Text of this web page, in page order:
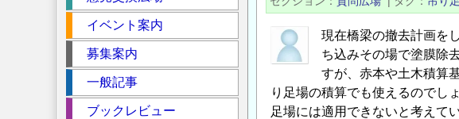
現在橋梁の撤去計画を
ち込みその場で塗膜除
すが、赤本や土木積算
り足場の積算でも使えるのでし
足場には適用できないと考えて
シ
イベント案内
募集案内
一般記事
ブックレビュー